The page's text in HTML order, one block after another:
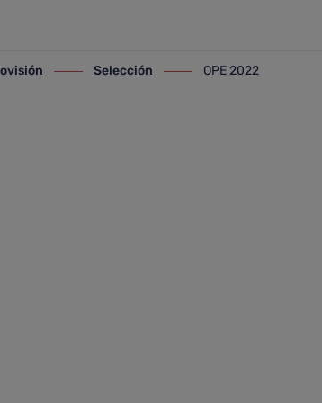
ir-a Selección
Selección
ir-a OPE 2022
OPE 2022